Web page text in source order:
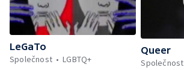
LeGaTo
Společnost
LGBTQ+
Queer
Společnost